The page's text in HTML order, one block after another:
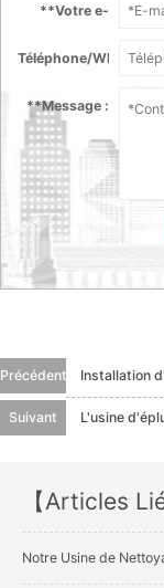
**Votre e-
Téléphone/Whatsapp
**Message :
Précédent Installation d'une ligne de
Suivant L'usine d'épluchage de
【Articles
Notre Usine de Nettoyage